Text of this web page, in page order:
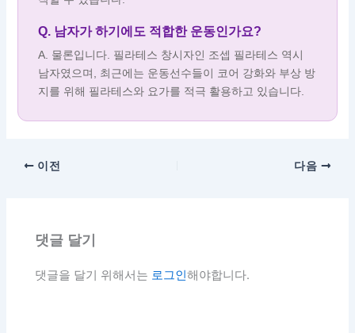
Q. 남자가 하기에도 적합한 운동인가요?
A. 물론입니다. 필라테스 창시자인 조셉 필라테스 역시
남자였으며, 최근에는 운동선수들이 코어 강화와 부상 방
지를 위해 필라테스와 요가를 적극 활용하고 있습니다.
이전 다음
댓글 달기
댓글을 달기 위해서는 로그인해야합니다.